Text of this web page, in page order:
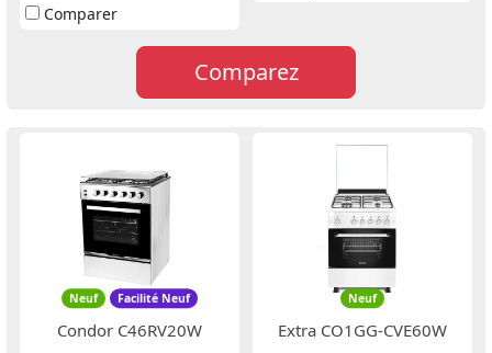
Comparer
Comparez
Neuf Facilité Neuf
Condor C46RV20W
Neuf
Extra CO1GG-CVE60W